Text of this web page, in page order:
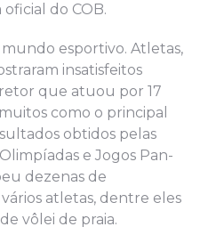
do COB.
esportivo. Atletas,
insatisfeitos
que atuou por 17
como o principal
obtidos pelas
e Jogos Pan-
dezenas de
atletas, dentre eles
vôlei de praia.